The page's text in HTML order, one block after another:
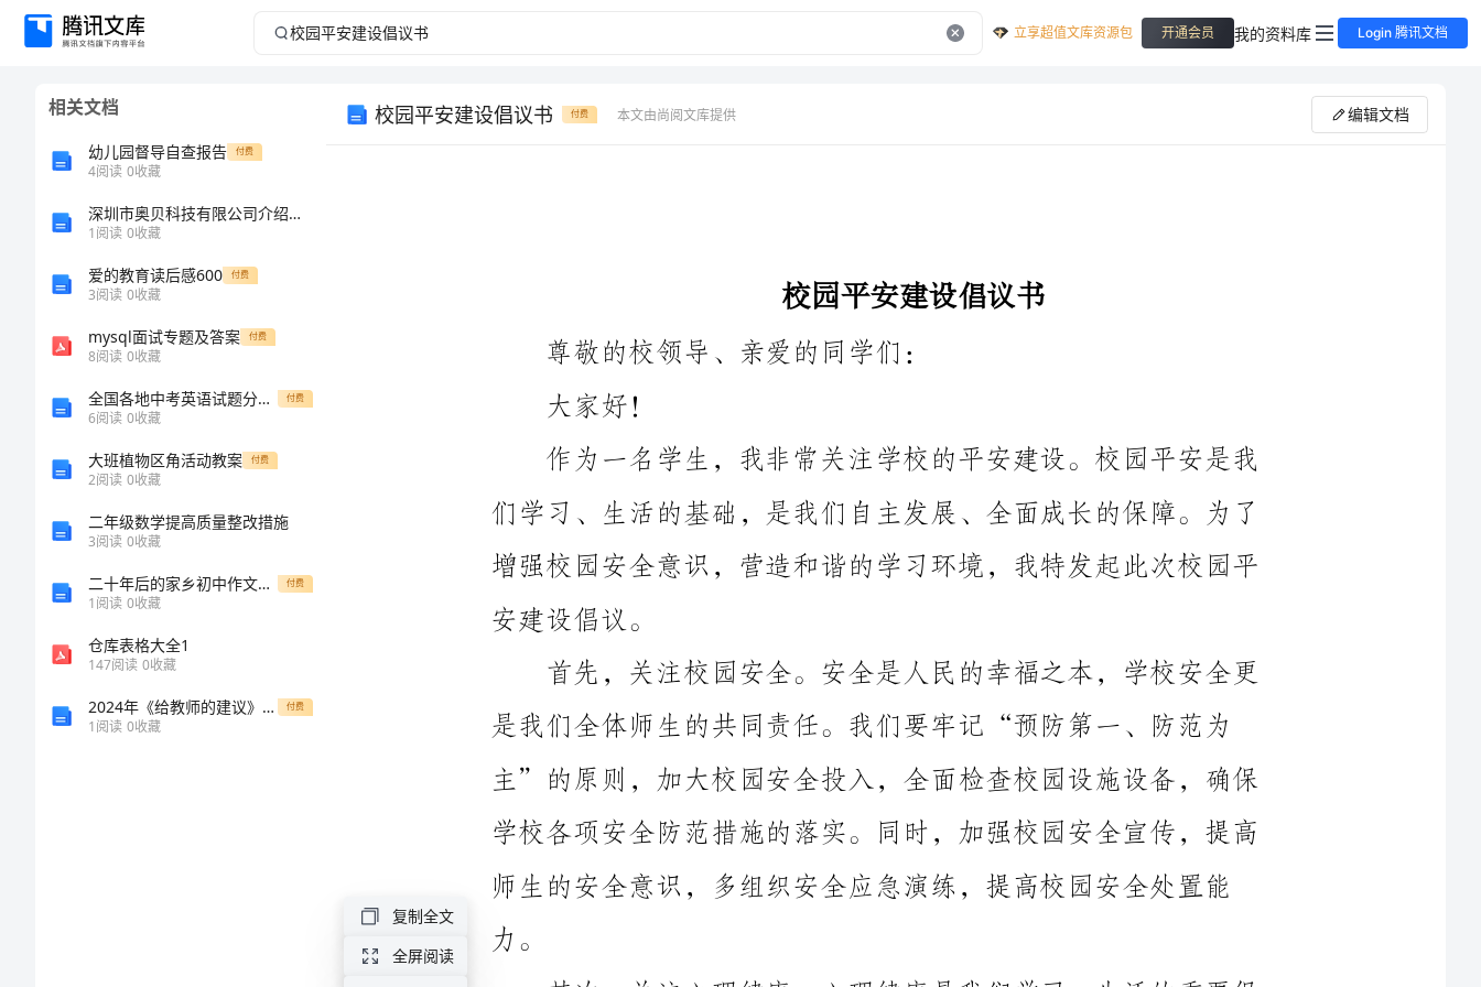
校
立享超值文库资源包 开通会员 我的资料库 Login 腾讯文档
相关文档
幼儿园督导自查报告 付费
4阅读 0收藏
深圳市奥贝科技有限公司介绍企业发展分析报告
1阅读 0收藏
爱的教育读后感600 付费
3阅读 0收藏
mysql面试专题及答案 付费
8阅读 0收藏
全国各地中考英语试题分类汇编 完形填空 付费
6阅读 0收藏
大班植物区角活动教案 付费
2阅读 0收藏
二年级数学提高质量整改措施
3阅读 0收藏
二十年后的家乡初中作文精选10篇 付费
1阅读 0收藏
仓库表格大全1
147阅读 0收藏
2024年《给教师的建议》读书心得体会 付费
1阅读 0收藏
校园平安建设倡议书 付费 本文由尚阅文库提供 编辑文档
环境。学校要建立健全心理健康教育体系，加强师生心理健康教
增强校园安全意识，营造和谐的学习环境，我特发起此次校园平
安建设倡议。
是我们全体师生的共同责任。我们要牢记“预防第一、防范为
学校各项安全防范措施的落实。同时，加强校园安全宣传，提高
师生的安全意识，多组织安全应急演练，提高校园安全处置能
其次，关注心理健康。心理健康是我们学习、生活的重要保
障。我们要重视每一个学生的心理健康，提供良好的学习和生活
复制全文
全屏阅读